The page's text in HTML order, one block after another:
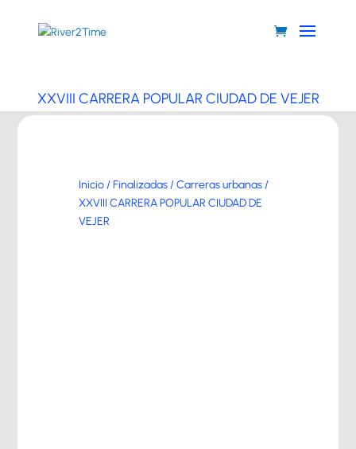
XXVIII CARRERA POPULAR CIUDAD DE VEJER
Inicio/Finalizadas/Carreras urbanas/
XXVIII CARRERA POPULAR CIUDAD DE
VEJER